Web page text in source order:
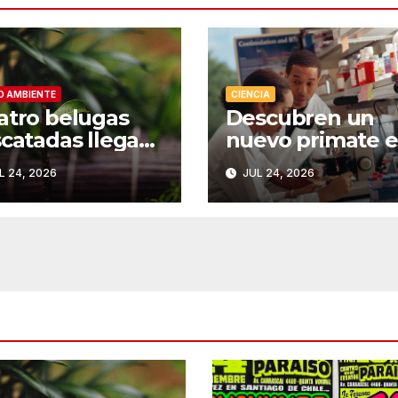
AMBIENTE
belugas
llegan
nuevo hogar
24, 2026
CIENCIA
Descubren un
nuevo primate
el Congo: la
naturaleza
sorprende
JUL 24, 2026